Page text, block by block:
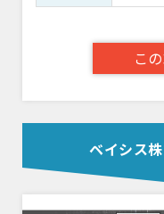
こ
ベイシス